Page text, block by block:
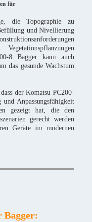
für
die Topographie zu
und Nivellierung
8 Bagger kann auch
das gesunde Wachstum
der Komatsu PC200-
Anpassungsfähigkeit
gezeigt hat, die den
gerecht werden
Geräte im modernen
Bagger: